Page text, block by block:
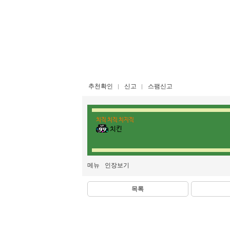
추천확인 신고 스팸신고
치직 치직 치지직
치킨
메뉴 인장보기
목록